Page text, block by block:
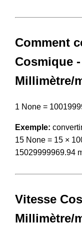
Comment
Cosmique
Millimètre/
1 None =
Exemple:
15 None = 15 ×
15029999969.94
Vitesse
Millimètre/